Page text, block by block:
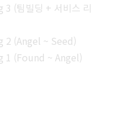
3 (팀빌딩 + 서비스 리
2 (Angel ~ Seed)
1 (Found ~ Angel)